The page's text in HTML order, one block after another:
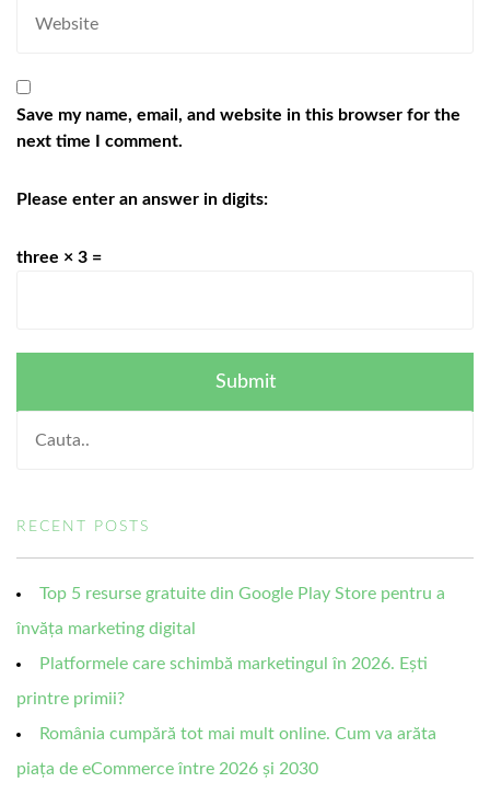
Save my name, email, and website in this browser for the
next time I comment.
Please enter an answer in digits:
three × 3 =
RECENT POSTS
Top 5 resurse gratuite din Google Play Store pentru a
învăța marketing digital
Platformele care schimbă marketingul în 2026. Ești
printre primii?
România cumpără tot mai mult online. Cum va arăta
piața de eCommerce între 2026 și 2030